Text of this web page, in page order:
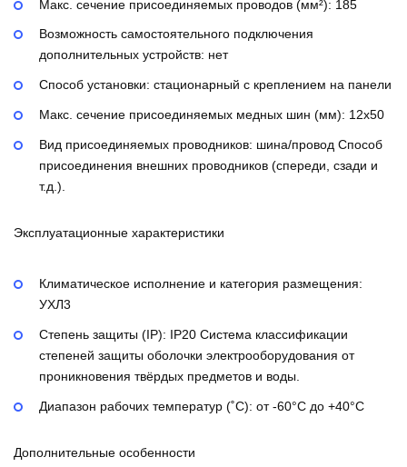
Макс. сечение присоединяемых проводов (мм²): 185
Возможность самостоятельного подключения
дополнительных устройств: нет
Способ установки: стационарный с креплением на панели
Макс. сечение присоединяемых медных шин (мм): 12х50
Вид присоединяемых проводников: шина/провод Способ
присоединения внешних проводников (спереди, сзади и
т.д.).
Эксплуатационные характеристики
Климатическое исполнение и категория размещения:
УХЛ3
Степень защиты (IP): IP20 Система классификации
степеней защиты оболочки электрооборудования от
проникновения твёрдых предметов и воды.
Диапазон рабочих температур (˚С): от -60°С до +40°С
Дополнительные особенности